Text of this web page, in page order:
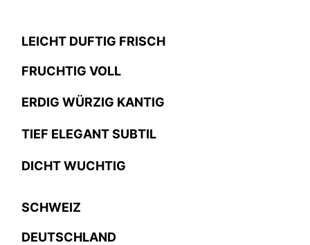
LEICHT DUFTIG FRISCH
FRUCHTIG VOLL
ERDIG WÜRZIG KANTIG
TIEF ELEGANT SUBTIL
DICHT WUCHTIG
SCHWEIZ
DEUTSCHLAND